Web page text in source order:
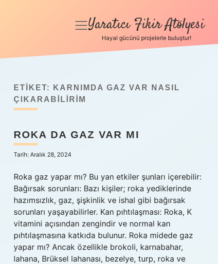
Anasayfa
Yasal Uyarı
menüyü
Yaratıcı Fikir Atölyesi
Hayal gücünü projelerle buluştur!
ETIKET:
KARNIMDA GAZ VAR NASIL
ÇIKARABILIRIM
ROKA DA GAZ VAR MI
Tarih: Aralık 28, 2024
Roka gaz yapar mı? Bu yan etkiler şunları içerebilir:
Bağırsak sorunları: Bazı kişiler; roka yediklerinde
hazımsızlık, gaz, şişkinlik ve ishal gibi bağırsak
sorunları yaşayabilirler. Kan pıhtılaşması: Roka, K
vitamini açısından zengindir ve normal kan
pıhtılaşmasına katkıda bulunur. Roka midede gaz
yapar mı? Ancak özellikle brokoli, karnabahar,
lahana, Brüksel lahanası, bezelye, turp, roka ve